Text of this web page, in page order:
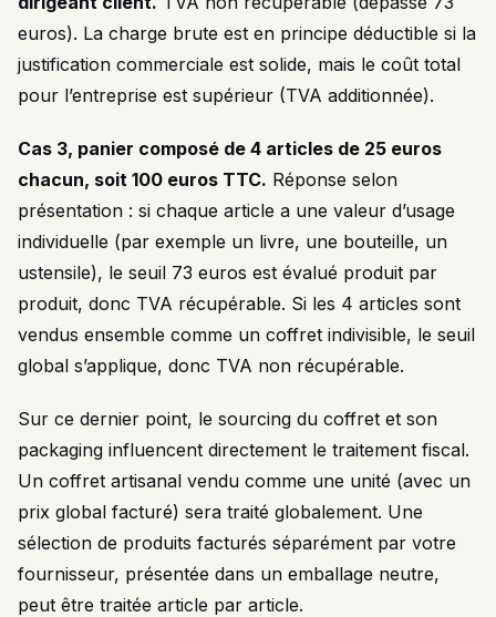
euros). La charge brute est en principe déductible si la
justification commerciale est solide, mais le coût total
pour l’entreprise est supérieur (TVA additionnée).
Cas 3, panier composé de 4 articles de 25 euros
chacun, soit 100 euros TTC. Réponse selon
présentation : si chaque article a une valeur d’usage
individuelle (par exemple un livre, une bouteille, un
ustensile), le seuil 73 euros est évalué produit par
produit, donc TVA récupérable. Si les 4 articles sont
vendus ensemble comme un coffret indivisible, le seuil
global s’applique, donc TVA non récupérable.
Sur ce dernier point, le sourcing du coffret et son
packaging influencent directement le traitement fiscal.
Un coffret artisanal vendu comme une unité (avec un
prix global facturé) sera traité globalement. Une
sélection de produits facturés séparément par votre
fournisseur, présentée dans un emballage neutre,
peut être traitée article par article.